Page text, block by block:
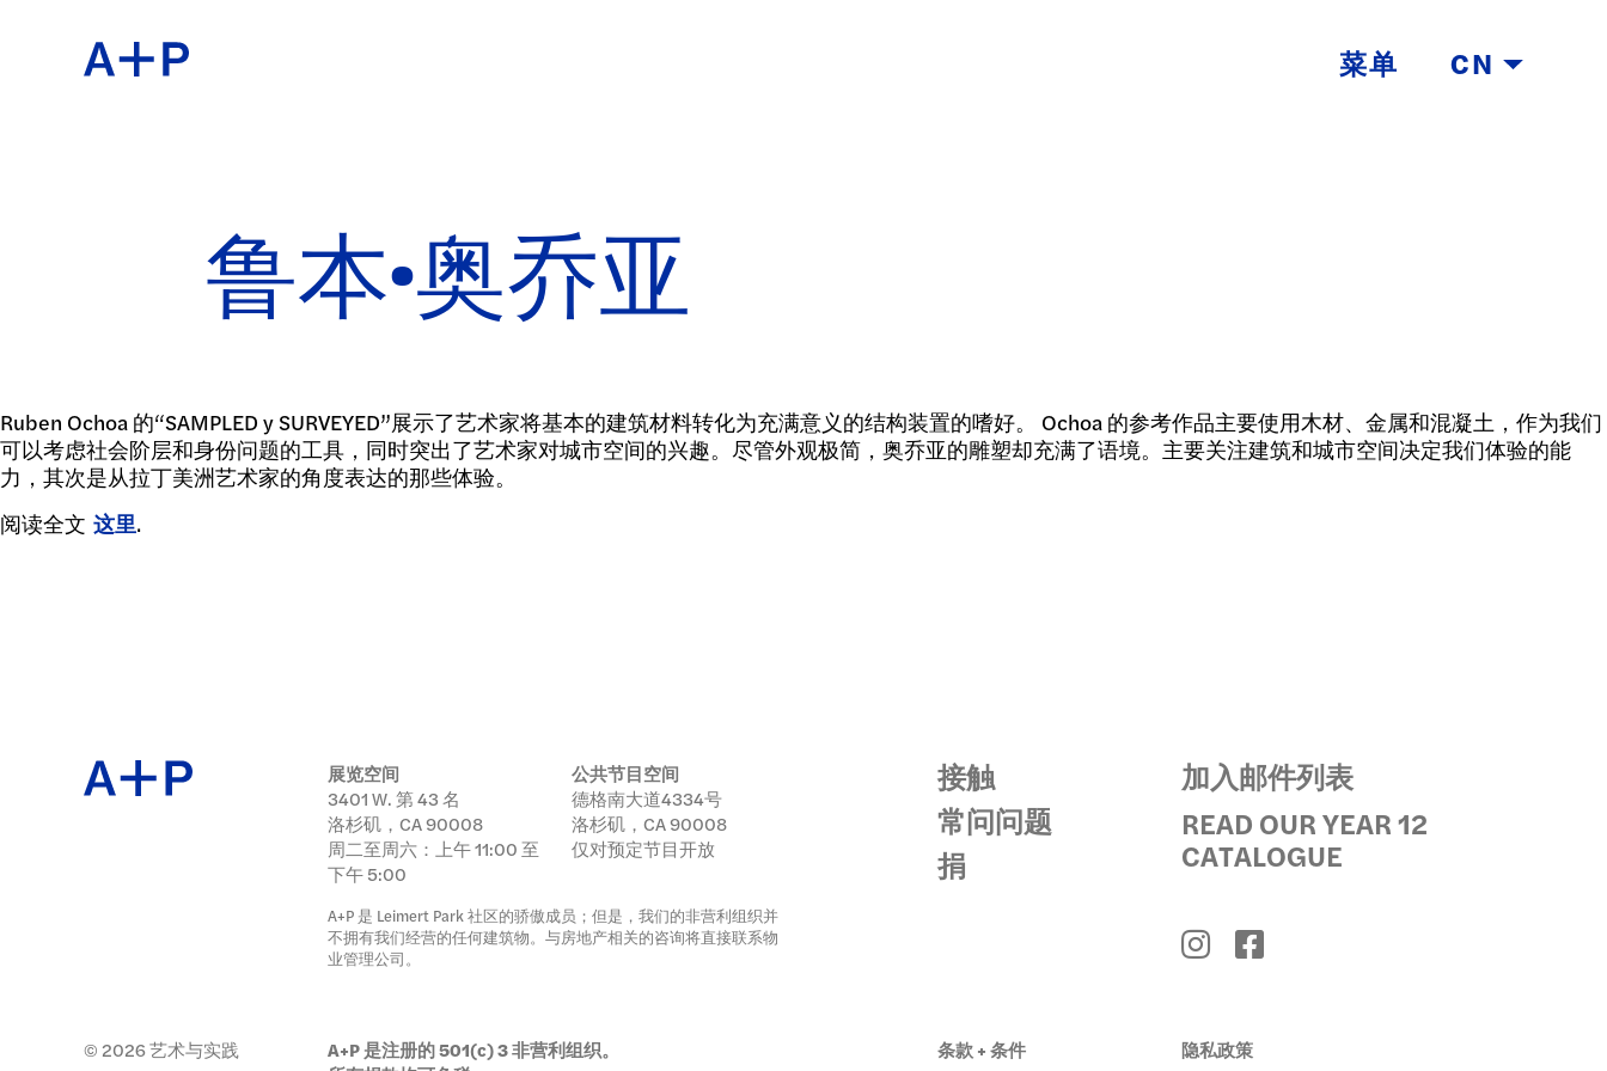
菜单 CN
教育
培养青年
展览
档案
ESPAÑOL
普通话
鲁本·奥乔亚
Ruben Ochoa 的“SAMPLED y SURVEYED”展示了艺术家将基本的建筑材料转化为充满意义的结构装置的嗜好。 Ochoa 的参考作品主要使用木材、金属和混凝土，作为我们
可以考虑社会阶层和身份问题的工具，同时突出了艺术家对城市空间的兴趣。尽管外观极简，奥乔亚的雕塑却充满了语境。主要关注建筑和城市空间决定我们体验的能
力，其次是从拉丁美洲艺术家的角度表达的那些体验。
阅读全文 这里.
展览空间
3401 W. 第 43 名
洛杉矶，CA 90008
周二至周六：上午 11:00 至
下午 5:00
公共节目空间
德格南大道4334号
洛杉矶，CA 90008
仅对预定节目开放
A+P 是 Leimert Park 社区的骄傲成员；但是，我们的非营利组织并
不拥有我们经营的任何建筑物。与房地产相关的咨询将直接联系物
业管理公司。
接触
常问问题
捐
加入邮件列表
READ OUR YEAR 12
CATALOGUE
© 2026 艺术与实践
A+P 是注册的 501(c) 3 非营利组织。
条款 + 条件 隐私政策